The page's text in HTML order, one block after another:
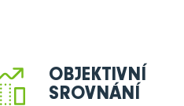
OBJEKTIVNÍ
SROVNÁNÍ